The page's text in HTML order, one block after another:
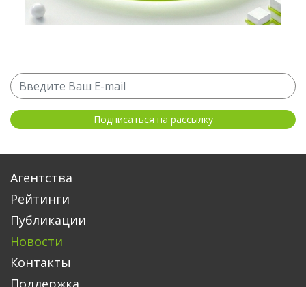
Агентства
Рейтинги
Публикации
Новости
Контакты
Поддержка